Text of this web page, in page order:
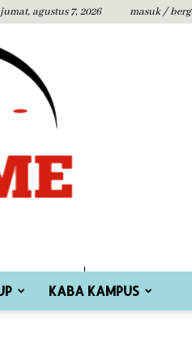
jumat, agustus 7, 2026 masuk /
KABA KAMPUS